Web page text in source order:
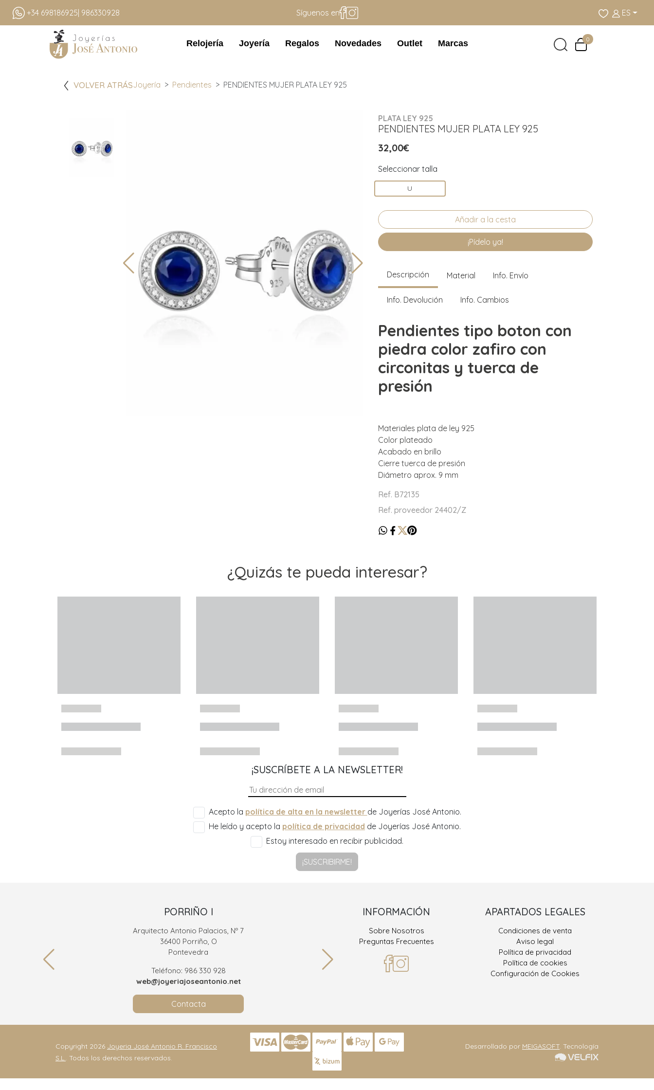
+34 698186925 | 986330928 Síguenos en ES
Relojería Joyería Regalos Novedades Outlet Marcas 0
VOLVER ATRÁSJoyería Pendientes PENDIENTES MUJER PLATA LEY 925
PLATA LEY 925
PENDIENTES MUJER PLATA LEY 925
32,00€
Seleccionar talla
U
¡Pídelo ya!
Descripción Material Info. Envío
Info. Devolución Info. Cambios
Pendientes tipo boton con
piedra color zafiro con
circonitas y tuerca de
presión
Materiales plata de ley 925
Color plateado
Acabado en brillo
Cierre tuerca de presión
Diámetro aprox. 9 mm
Ref. B72135
Ref. proveedor 24402/Z
¿Quizás te pueda interesar?
¡SUSCRÍBETE A LA NEWSLETTER!
Acepto la política de alta en la newsletter de Joyerías José Antonio.
He leído y acepto la política de privacidad de Joyerías José Antonio.
Estoy interesado en recibir publicidad.
¡SUSCRIBIRME!
PORRIÑO I
Arquitecto Antonio Palacios, Nº 7
36400 Porriño, O
Pontevedra
Teléfono: 986 330 928
web@joyeriajoseantonio.net
Contacta
Ramón González, Nº 9
36400 Porriño, O
Teléfono: 986 330 928
INFORMACIÓN
Sobre Nosotros
Preguntas Frecuentes
APARTADOS LEGALES
Condiciones de venta
Aviso legal
Política de privacidad
Política de cookies
Configuración de Cookies
Copyright 2026 Joyeria José Antonio R. Francisco
S.L.. Todos los derechos reservados.
Desarrollado por MEIGASOFT. Tecnología